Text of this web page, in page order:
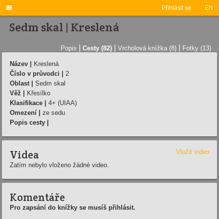
Přihlásit se EN

Sedm skal | Kreslená
Popis Cesty (82) Vrcholová knížka (8) Fotky (13)
Název |
Kreslená
Číslo v průvodci |
2
Oblast |
Sedm skal
Věž |
Křesí­lko
Klasifikace |
4+ (UIAA)
Omezení |
ze sedu
Popis cesty |
Videa
Vložit video
Zatím nebylo vloženo žádné video.
Komentáře
Pro zapsání do knížky se musíš přihlásit.